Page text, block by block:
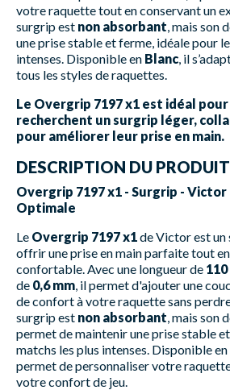
votre raquette tout en conservant un
surgrip est non absorbant , mais son
une prise stable et ferme, idéale pour
intenses. Disponible en Blanc , il
tous les styles de raquettes.
Le Overgrip 7197 x1 est idéal
recherchent un surgrip léger,
pour améliorer leur prise en main.
DESCRIPTION DU PRODUIT
Overgrip 7197 x1 - Surgrip -
Optimale
Le Overgrip 7197 x1 de Victor est un
offrir une prise en main parfaite tout
confortable. Avec une longueur de
de 0,6 mm , il permet d'ajouter une
de confort à votre raquette sans
surgrip est non absorbant , mais son
permet de maintenir une prise stable
matchs les plus intenses. Disponible en
permet de personnaliser votre
votre confort de jeu.